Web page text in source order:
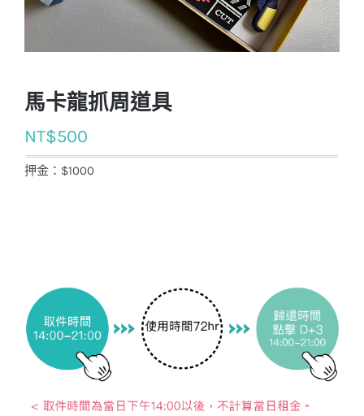
馬卡龍抓周道具
NT$500
押金：$1000